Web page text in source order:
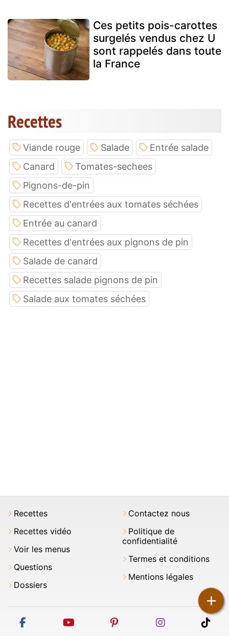
+
Ces petits pois-carottes
surgelés vendus chez U
sont rappelés dans toute
la France
Recettes
Viande rouge Salade
Entrée salade
Canard
Tomates-sechees
Pignons-de-pin
Recettes d'entrées aux tomates séchées
Entrée au canard
Recettes d'entrées aux pignons de pin
Salade de canard
Recettes salade pignons de pin
Salade aux tomates séchées
Recettes
Recettes vidéo
Voir les menus
Questions
Dossiers
Contactez nous
Politique de
confidentialité
Termes et conditions
Mentions légales
facebook youtube pinterest instagram